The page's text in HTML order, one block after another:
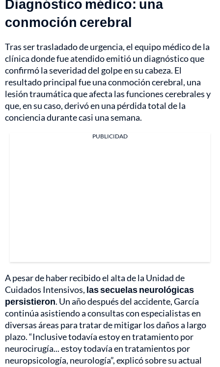
Diagnóstico médico: una
conmoción cerebral
Tras ser trasladado de urgencia, el equipo médico de la
clínica donde fue atendido emitió un diagnóstico que
confirmó la severidad del golpe en su cabeza. El
resultado principal fue una conmoción cerebral, una
lesión traumática que afecta las funciones cerebrales y
que, en su caso, derivó en una pérdida total de la
conciencia durante casi una semana.
PUBLICIDAD
A pesar de haber recibido el alta de la Unidad de
Cuidados Intensivos, las secuelas neurológicas
persistieron. Un año después del accidente, García
continúa asistiendo a consultas con especialistas en
diversas áreas para tratar de mitigar los daños a largo
plazo. “Inclusive todavía estoy en tratamiento por
neurocirugía... estoy todavía en tratamientos por
neuropsicología, neurología”, explicó sobre su actual